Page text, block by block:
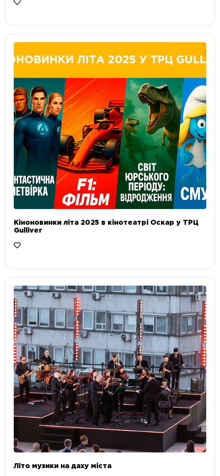
Кіноновинки літа 2025 в кінотеатрі Оскар у ТРЦ
Gulliver
Літо музики на даху міста